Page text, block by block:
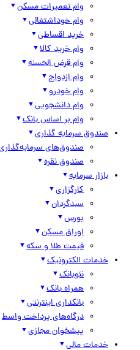
وام تعمیرات مسکن
وام خوداشتغالی
خرید اقساطی
وام خرید کالا
وام قرض الحسنه
وام ازدواج
وام خودرو
وام دانشجویی
وام بر اساس بانک
صندوق سرمایه گذاری
صندوق‌های سرمایه‌گذاری طلا
صندوق نقره
بازار سرمایه
کارگزاری
سبدگردان
بورس
اوراق مسکن
قیمت طلا و سکه
خدمات الکترونیک
نئوبانک
همراه بانک
بانکداری اینترنتی
درگاه‌های پرداخت واسط
پیشخوان مجازی
خدمات مالی